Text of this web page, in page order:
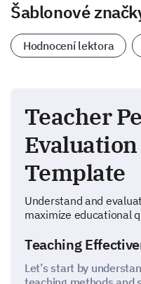
Šablonové
Hodnocení lektora
Teacher
Template
Understand and
maximize educational
Teaching
Let’s start by